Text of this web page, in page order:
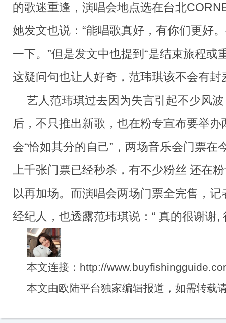
的歌迷重逢，演唱会地点选在台北
她发文也说：“能唱歌真好，有你们更好
一下。”但是发文中也提到“是结束旅程或
这疑问句也让人好奇，范玮琪该不会有封
艺人范玮琪过去因为失言引起不少风
后，不只推出新歌，也在粉专宣布要举办
会“恰如其分的自己”，两场音乐会门票在
上千张门票已经秒杀，有不少粉丝 还在
以再加场。而演唱会两场门票全完售，
经纪人，也透露范玮琪说：“ 真的很谢谢,
本文连接：http://
本文由欧陆平台独家编辑报道，如需转载